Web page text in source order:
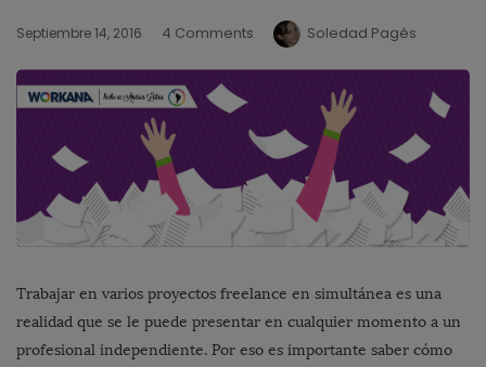
Septiembre 14, 2016 4 Comments Soledad Pagés
Trabajar en varios proyectos freelance en simultánea es una
realidad que se le puede presentar en cualquier momento a un
profesional independiente. Por eso es importante saber cómo